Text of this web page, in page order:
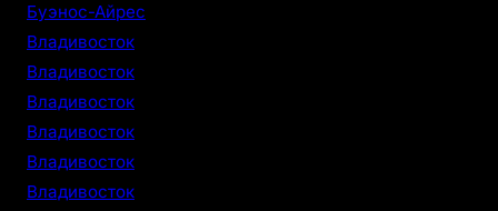
Буэнос-Айрес
Владивосток
Владивосток
Владивосток
Владивосток
Владивосток
Владивосток